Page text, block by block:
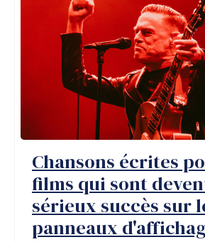
Chansons écrites
films qui sont
sérieux succès sur
panneaux